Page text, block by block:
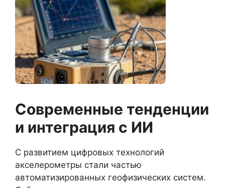
Современные тенденции
и интеграция с ИИ
С развитием цифровых технологий
акселерометры стали частью
автоматизированных геофизических систем.